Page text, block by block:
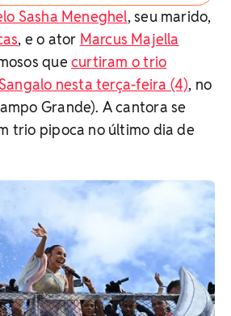
Sasha Meneghel, seu marido,
, e o ator Marcus Majella
que curtiram o trio
nesta terça-feira (4), no
Grande). A cantora se
trio pipoca no último dia de